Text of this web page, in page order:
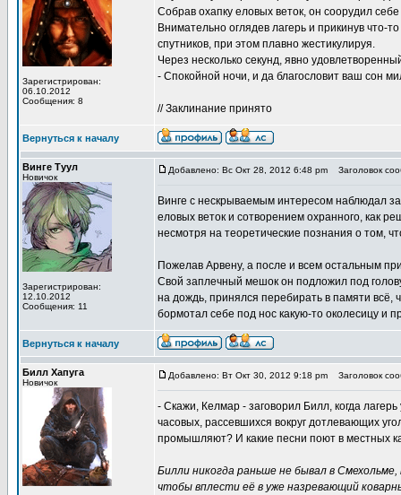
Зарегистрирован:
06.10.2012
Сообщения: 8
Собрав охапку еловых веток, он соорудил
Внимательно оглядев лагерь и прикинув что-
спутников, при этом плавно жестикулируя.
Через несколько секунд, явно
- Спокойной ночи, и да благословит ваш сон
// Заклинание принято
Вернуться к началу
Винге Туул
Новичок
Зарегистрирован:
12.10.2012
Сообщения: 11
Добавлено: Вс Окт 28, 2012 6:48 pm Заголовок
Винге с нескрываемым интересом наблюдал
еловых веток и сотворением охранного, как
несмотря на теоретические познания о том,
Пожелав Арвену, а после и всем остальным
Свой заплечный мешок он подложил под
на дождь, принялся перебирать в памяти всё,
бормотал себе под нос какую-то околесицу и
Вернуться к началу
Билл Хапуга
Новичок
Добавлено: Вт Окт 30, 2012 9:18 pm Заголовок
- Скажи, Келмар - заговорил Билл, когда
часовых, рассевшихся вокруг дотлевающих
промышляют? И какие песни поют в местных
Билли никогда раньше не бывал в
чтобы вплести её в уже назревающий